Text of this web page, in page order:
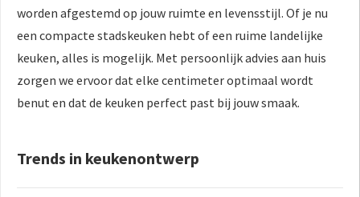
worden afgestemd op jouw ruimte en levensstijl. Of je nu
een compacte stadskeuken hebt of een ruime landelijke
keuken, alles is mogelijk. Met persoonlijk advies aan huis
zorgen we ervoor dat elke centimeter optimaal wordt
benut en dat de keuken perfect past bij jouw smaak.
Trends in keukenontwerp